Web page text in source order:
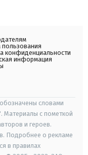
пользования
конфиденциальности
информация
словами
Материалы с пометкой
и героев.
Подробнее о рекламе
в правилах